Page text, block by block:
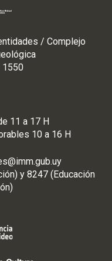
/ Complejo
1550
11 a 17 H
10 a 16 H
y 8247 (Educación